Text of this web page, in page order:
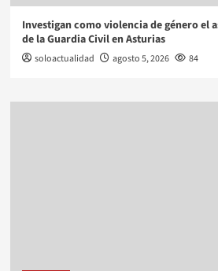
Investigan como violencia de género el
de la Guardia Civil en Asturias
soloactualidad agosto 5, 2026 84